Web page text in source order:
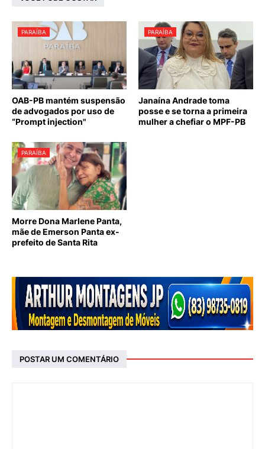
PARAÍBA
OAB-PB mantém suspensão
de advogados por uso de
“Prompt injection"
PARAÍBA
Janaína Andrade toma
posse e se torna a primeira
mulher a chefiar o MPF-PB
PARAÍBA
Morre Dona Marlene Panta,
mãe de Emerson Panta ex-
prefeito de Santa Rita
POSTAR UM COMENTÁRIO